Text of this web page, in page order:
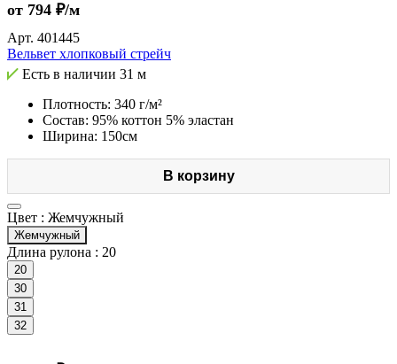
от 794 ₽/м
Арт. 401445
Вельвет хлопковый стрейч
Есть в наличии 31 м
Плотность: 340 г/м²
Состав: 95% коттон 5% эластан
Ширина: 150см
В корзину
Цвет : Жемчужный
Жемчужный
Длина рулона : 20
20
30
31
32